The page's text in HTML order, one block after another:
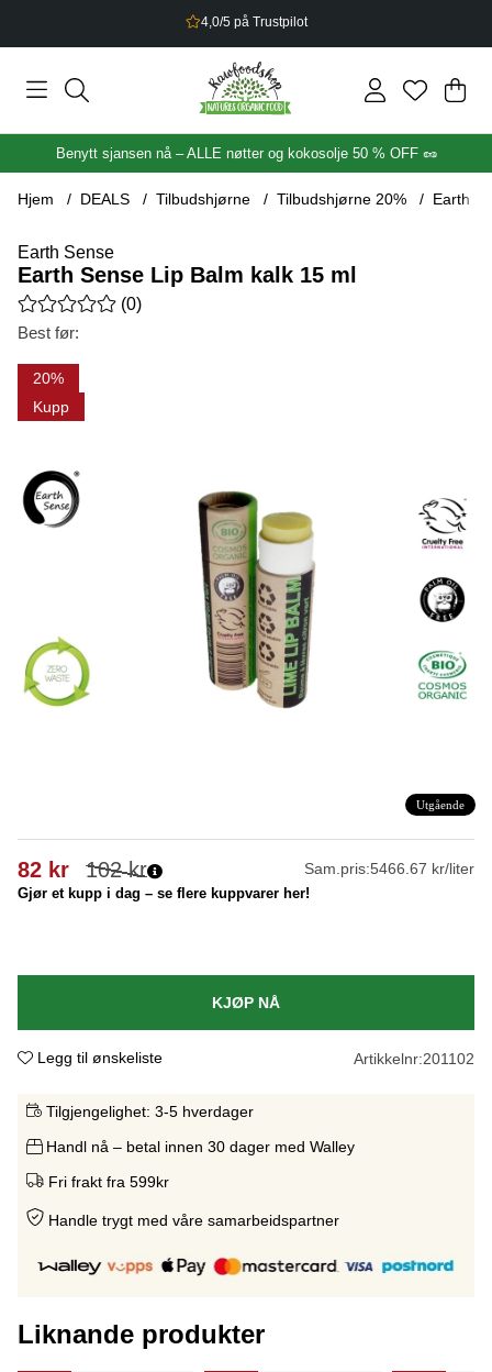
4,0/5 på Trustpilot
.
Benytt sjansen nå – ALLE nøtter og kokosolje 50 % OFF 🥜
Hjem DEALS Tilbudshjørne Tilbudshjørne 20% Earth
Earth Sense
Earth Sense Lip Balm kalk 15 ml
Gjennomsnittlig rangering 0 av 5 Antall vurderinger 0
(0)
Best før:
Utgående
20
Kupp
Produktbilder Earth Sense Lip Balm kalk 15 ml
102kr
82 kr Sam.pris:5466.67 kr/liter
Gjør et kupp i dag – se flere kuppvarer her!
KJØP NÅ
Legg til ønskeliste Artikkelnr:201102
Tilgjengelighet: 3-5 hverdager
Handl nå – betal innen 30 dager med Walley
Fri frakt fra 599kr
Handle trygt med våre samarbeidspartner
Liknande produkter